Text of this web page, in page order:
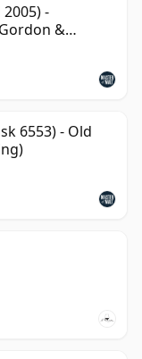
期は後に「シング
もの、すなわち同
グレーンスピリッ
することができま
働中の生産設備
どは、有限の古
デントボトラーに
ています。シング
穏やかな甘さを持
バニラ、シトラ
されることが多い
-
&
6553) - Old